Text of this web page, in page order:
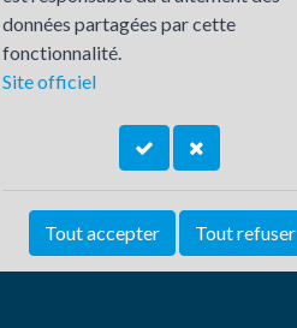
LES BAINS
données partagées par cette
fonctionnalité.
Site officiel
Tout accepter Tout refuser